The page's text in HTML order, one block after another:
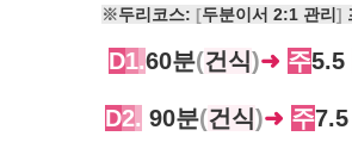
※두리코스: [두분이서 ​2:1 관리 ]
D1.60분(건식)➜ 주5.5
D2. 90분(건식)➜ 주7.5